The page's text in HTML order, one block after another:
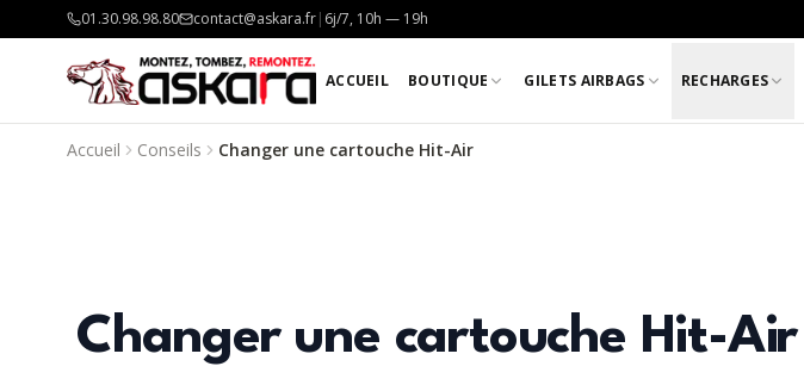
01.30.98.98.80 contact@askara.fr| 6j/7, 10h — 19h
ACCUEIL BOUTIQUE GILETS AIRBAGS RECHARGES
Accueil Conseils Changer une cartouche Hit-Air
Changer une cartouche Hit-Air